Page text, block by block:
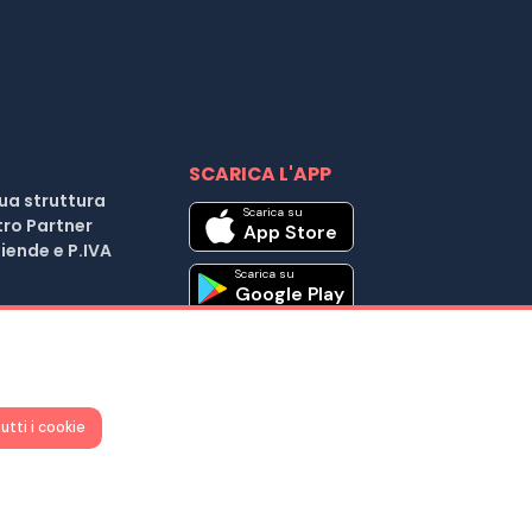
struttura
Partner
e P.IVA
SCARICA L'APP
Scarica su
App Store
Scarica su
Google Play
Fiscale e P.IVA 04037441203 |
D.L. 179/2012
i cookie